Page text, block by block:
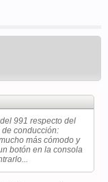
991 respecto del
conducción:
más cómodo y
botón en la consola